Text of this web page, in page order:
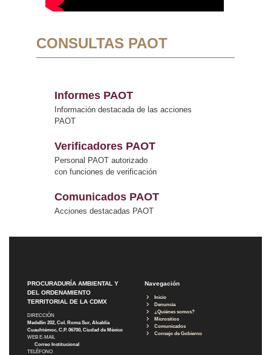
CONSULTAS PAOT
Informes PAOT
Información destacada de las acciones
PAOT
Verificadores PAOT
Personal PAOT autorizado
con funciones de verificación
Comunicados PAOT
Acciones destacadas PAOT
PROCURADURÍA AMBIENTAL Y
DEL ORDENAMIENTO
TERRITORIAL DE LA CDMX
DIRECCIÓN
Medellín 202, Col. Roma Sur, Alcaldía
Cuauhtémoc, C.P. 06700, Ciudad de México
WEB E-MAIL
Correo Institucional
TELÉFONO
Navegación
Inicio
Denuncia
¿Quiénes somos?
Micrositios
Comunicados
Consejo de Gobierno